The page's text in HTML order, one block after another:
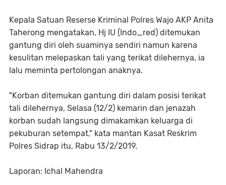
Kepala Satuan Reserse Kriminal Polres Wajo AKP Anita
Taherong mengatakan, Hj IU (Indo_red) ditemukan
gantung diri oleh suaminya sendiri namun karena
kesulitan melepaskan tali yang terikat dilehernya, ia
lalu meminta pertolongan anaknya.
"Korban ditemukan gantung diri dalam posisi terikat
tali dilehernya, Selasa (12/2) kemarin dan jenazah
korban sudah langsung dimakamkan keluarga di
pekuburan setempat," kata mantan Kasat Reskrim
Polres Sidrap itu, Rabu 13/2/2019.
Laporan: Ichal Mahendra